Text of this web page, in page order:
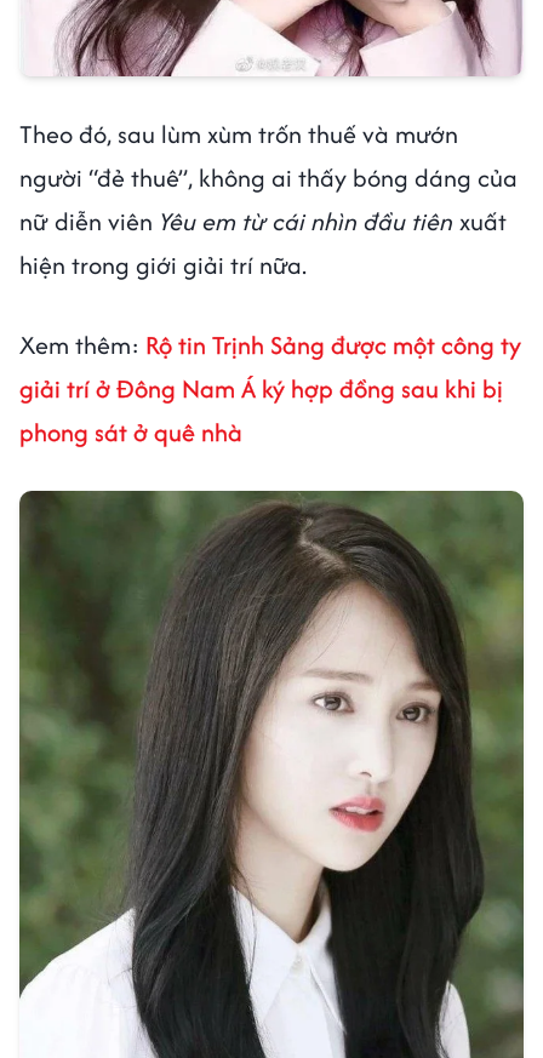
Theo đó, sau lùm xùm trốn thuế và mướn
người “đẻ thuê”, không ai thấy bóng dáng của
nữ diễn viên Yêu em từ cái nhìn đầu tiên xuất
hiện trong giới giải trí nữa.
Xem thêm: Rộ tin Trịnh Sảng được một công ty
giải trí ở Đông Nam Á ký hợp đồng sau khi bị
phong sát ở quê nhà